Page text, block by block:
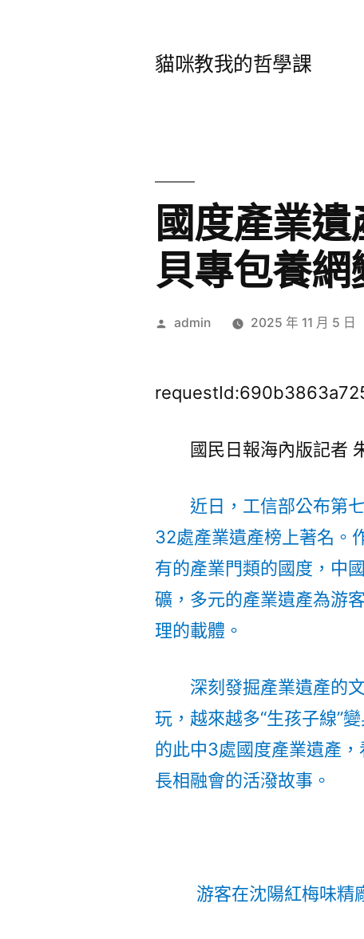
貓咪教我的哲學課
國度產業遺
貝專包養網
作
admin 2025 年 11 月 5 日
國民日報海內版記者
近日，工信部公布第
32處產業遺產榜上著名。
有的產業門類的國度，中
礦，多元的產業遺產為游
理的載體。
深刻發掘產業遺產的
玩，越來越多“生孩子線”
的此中3處國度產業遺產
長相融會的活潑故事。
游客在沈陽紅梅味精